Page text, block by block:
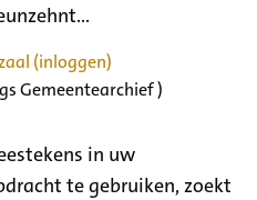
(inloggen)
Gemeentearchief )
in uw
te gebruiken, zoekt